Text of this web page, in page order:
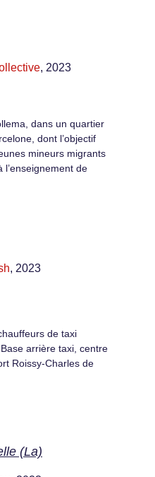
, 2023
dans un quartier
dont l’objectif
mineurs migrants
de
, 2023
de taxi
arrière taxi, centre
Roissy-Charles de
(La)